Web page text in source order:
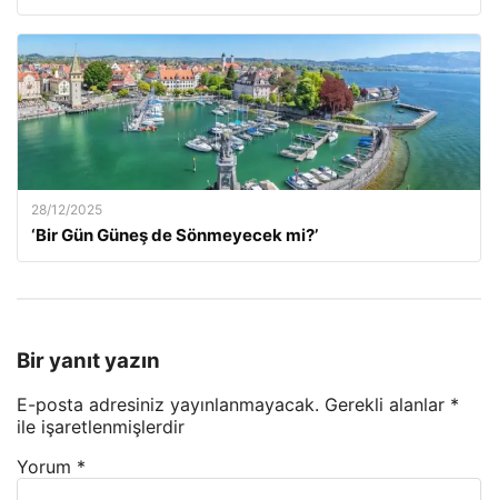
28/12/2025
‘Bir Gün Güneş de Sönmeyecek mi?’
Bir yanıt yazın
E-posta adresiniz yayınlanmayacak. Gerekli alanlar *
ile işaretlenmişlerdir
Yorum *